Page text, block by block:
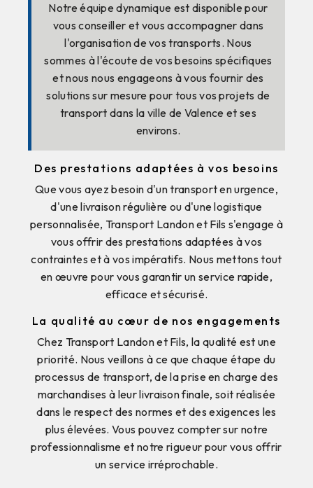
Notre équipe dynamique est disponible pour
vous conseiller et vous accompagner dans
l'organisation de vos transports. Nous
sommes à l'écoute de vos besoins spécifiques
et nous nous engageons à vous fournir des
solutions sur mesure pour tous vos projets de
transport dans la ville de Valence et ses
environs.
Des prestations adaptées à vos besoins
Que vous ayez besoin d'un transport en urgence,
d'une livraison régulière ou d'une logistique
personnalisée, Transport Landon et Fils s'engage à
vous offrir des prestations adaptées à vos
contraintes et à vos impératifs. Nous mettons tout
en œuvre pour vous garantir un service rapide,
efficace et sécurisé.
La qualité au cœur de nos engagements
Chez Transport Landon et Fils, la qualité est une
priorité. Nous veillons à ce que chaque étape du
processus de transport, de la prise en charge des
marchandises à leur livraison finale, soit réalisée
dans le respect des normes et des exigences les
plus élevées. Vous pouvez compter sur notre
professionnalisme et notre rigueur pour vous offrir
un service irréprochable.